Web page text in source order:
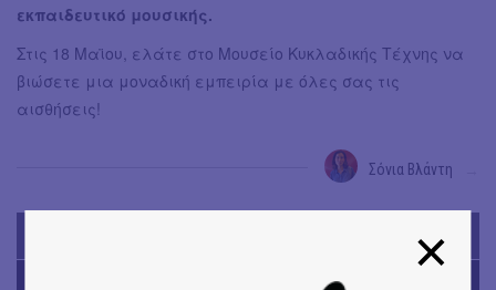
εκπαιδευτικό μουσικής.
Στις 18 Μαϊου, ελάτε στο Μουσείο Κυκλαδικής Τέχνης να
βιώσετε μια μοναδική εμπειρία με όλες σας τις
αισθήσεις!
Σόνια Βλάντη